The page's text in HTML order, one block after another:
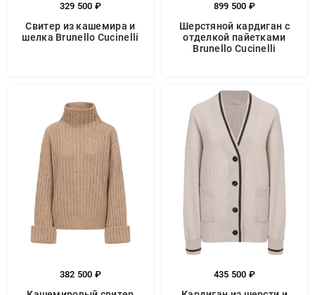
329 500 ₽
Свитер из кашемира и
шелка Brunello Cucinelli
899 500 ₽
Шерстяной кардиган с
отделкой пайетками
Brunello Cucinelli
382 500 ₽ 435 500 ₽